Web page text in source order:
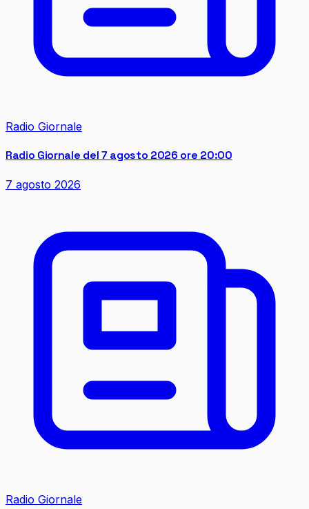
Radio Giornale
Radio Giornale del 7 agosto 2026 ore 20:00
7 agosto 2026
Radio Giornale